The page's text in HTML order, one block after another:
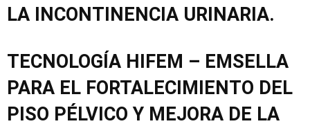
LA INCONTINENCIA URINARIA.
TECNOLOGÍA HIFEM – EMSELLA
PARA EL FORTALECIMIENTO DEL
PISO PÉLVICO Y MEJORA DE LA